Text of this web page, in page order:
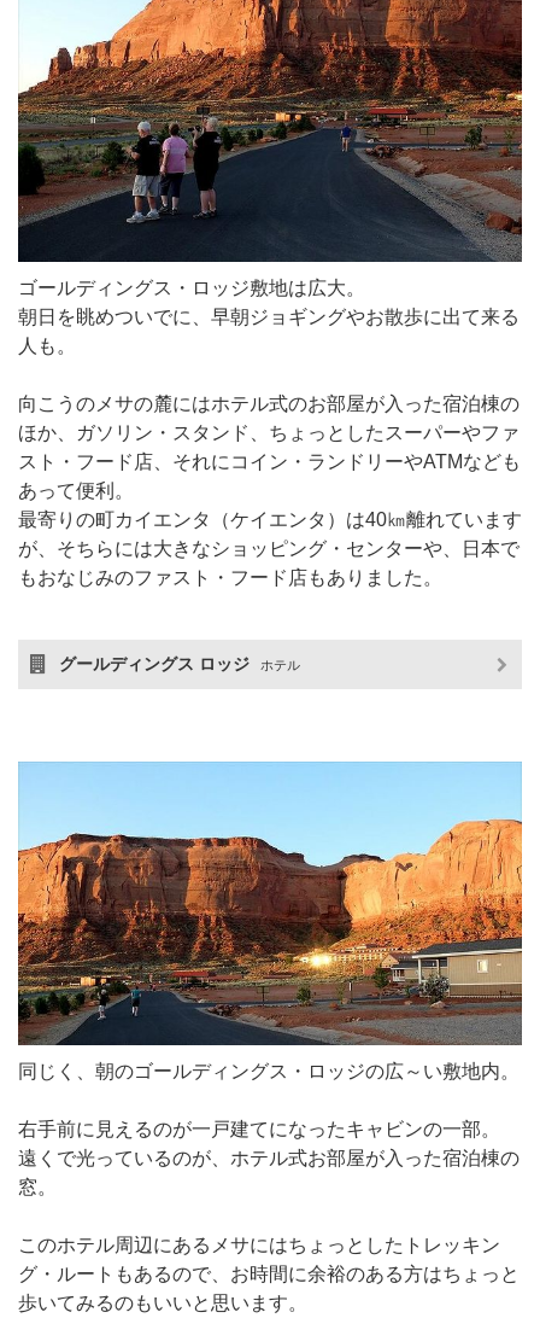
ゴールディングス・ロッジ敷地は広大。
朝日を眺めついでに、早朝ジョギングやお散歩に出て来る
人も。
向こうのメサの麓にはホテル式のお部屋が入った宿泊棟の
ほか、ガソリン・スタンド、ちょっとしたスーパーやファ
スト・フード店、それにコイン・ランドリーやATMなども
あって便利。
最寄りの町カイエンタ（ケイエンタ）は40㎞離れています
が、そちらには大きなショッピング・センターや、日本で
もおなじみのファスト・フード店もありました。
グールディングス ロッジ ホテル
同じく、朝のゴールディングス・ロッジの広～い敷地内。
右手前に見えるのが一戸建てになったキャビンの一部。
遠くで光っているのが、ホテル式お部屋が入った宿泊棟の
窓。
このホテル周辺にあるメサにはちょっとしたトレッキン
グ・ルートもあるので、お時間に余裕のある方はちょっと
歩いてみるのもいいと思います。